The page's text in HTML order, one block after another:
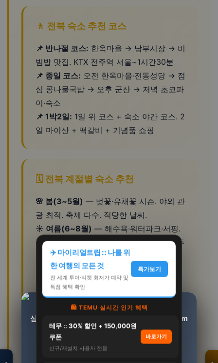
🚶 전북 숙소 추천 코스
📌 반나절 코스: 한옥마을 → 남부시장 → 비
빔밥 맛집. KTX 전주역 서울~1시간30분
📌 종일 코스: 오전 한옥마을·전동성당 → 점
심 콩나물국밥 → 오후 군산 → 저녁 초코파
이·숙소
📌 1박2일: 1일 위 코스 + 숙소 야간 코스. 2
일 마이산 + 떡갈비 + 기념품 쇼핑
🗓️ 전북 계절별 숙소 추천
🌸 봄(3~5월) — 벚꽃·유채꽃 시즌. 야외 관
광 최적. 축제 다수. 적당한 날씨.
☀️ 여름(6~8월) — 해수욕·워터파크·서핑.
성수기 숙소 조기예약. 장마(6월말~7월) 주
🍂 가을(9~11월)— 단풍·억새·축제. 전북
여행 최적 시즌. 선선한 날씨.
❄️ 겨울(12~2월)— 겨울 축제·온천. 비수기
숙소 할인. 방한 준비 필수.
모두의백화점
✈️ 마이리얼트립 :: 나를 위
한 여행의 모든 것
전 세계 투어·티켓 최저가 예약 및
독점 혜택 확인
특가보기
🛍️ TEMU 실시간 인기 혜택
테무 :: 30% 할인 + 150,000원
쿠폰
신규/재설치 사용자 전용
바로가기
[썸머 기획전] 루테인 지아잔틴 아스타잔틴 서목
태 추출물 식물성캡슐…
삼성 갤럭시 워치8 (강화유리 2매 패키지) 40mm
블루투스 (히든…